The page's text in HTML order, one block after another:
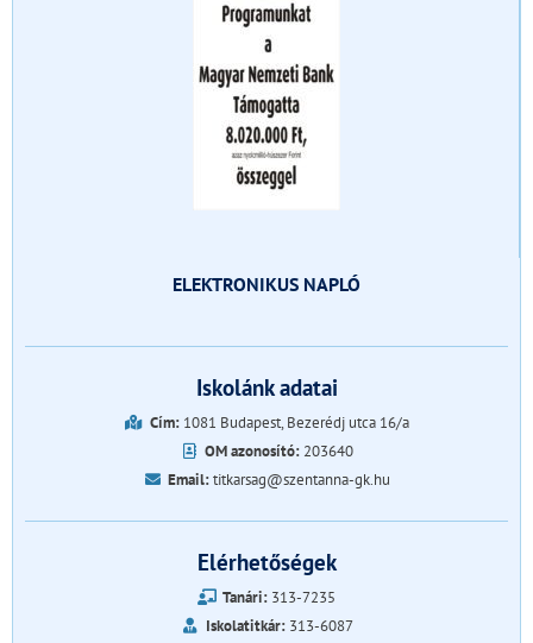
ELEKTRONIKUS NAPLÓ
Iskolánk adatai
Cím:1081 Budapest, Bezerédj utca 16/a
OM azonosító: 203640
Email:titkarsag@szentanna-gk.hu
Elérhetőségek
Tanári: 313-7235
Iskolatitkár:313-6087